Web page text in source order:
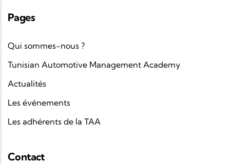
Pages
Qui sommes-nous ?
Tunisian Automotive Management Academy
Actualités
Les événements
Les adhérents de la TAA
Contact